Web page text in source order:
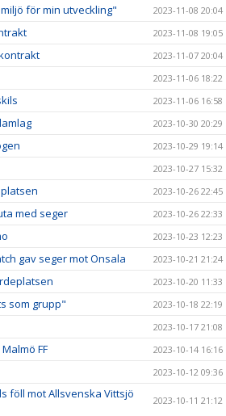
för min utveckling" 2023-11-08 20:04
2023-11-08 19:05
2023-11-07 20:04
2023-11-06 18:22
2023-11-06 16:58
2023-10-30 20:29
2023-10-29 19:14
2023-10-27 15:32
2023-10-26 22:45
med seger 2023-10-26 22:33
2023-10-23 12:23
gav seger mot Onsala 2023-10-21 21:24
2023-10-20 11:33
som grupp" 2023-10-18 22:19
2023-10-17 21:08
FF 2023-10-14 16:16
2023-10-12 09:36
föll mot Allsvenska Vittsjö
2023-10-11 21:12